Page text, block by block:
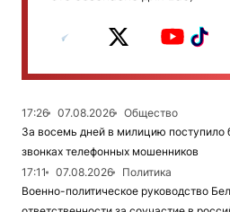
17:26 07.08.2026
Общество
За восемь дней в милицию поступило
звонках телефонных мошенников
17:11
07.08.2026
Политика
Военно-политическое руководство